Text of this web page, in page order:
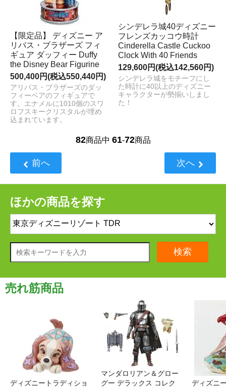
【限定品】 ディズニー ア
リバス・ブラザーズ フィ
ギュア ダッフィー Duffy
the Disney Bear Figurine
500,400円(税込550,440円)
アリバス・ブラザーズのダッ
フィーベアのフィギュアで
す。エナメルに1010個のスワ
ロフスキークリスタルが埋め
込まれています。
シンデレラ城40ディズニー
フレンズカッコウ時計
Cinderella Castle Cuckoo
Clock With 40 Friends
129,600円(税込142,560円)
シンデレラ城をモチーフにし
た時計に40以上のディズニー
キャラクターが勢揃いしまし
た！
82商品中 61-72商品
前へ 次へ
ほかの商品を探す
検索
売れ筋商品
ディズニートラディショ
マンダロリアン＆グロー
グー デラックス コレク
ディズニ